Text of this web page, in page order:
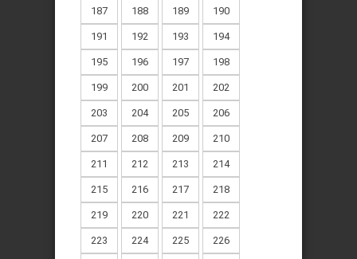
187 188 189 190
191 192 193 194
195 196 197 198
199 200 201 202
203 204 205 206
207 208 209 210
211 212 213 214
215 216 217 218
219 220 221 222
223 224 225 226